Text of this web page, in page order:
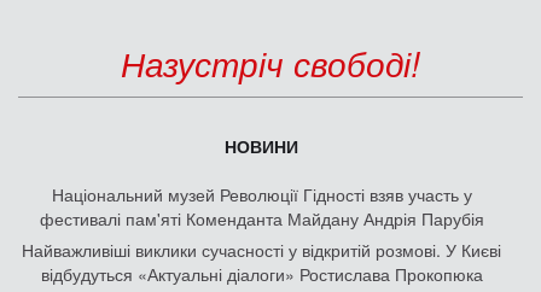
Назустріч свободі!
НОВИНИ
Національний музей Революції Гідності взяв участь у
фестивалі пам'яті Коменданта Майдану Андрія Парубія
Найважливіші виклики сучасності у відкритій розмові. У Києві
відбудуться «Актуальні діалоги» Ростислава Прокопюка